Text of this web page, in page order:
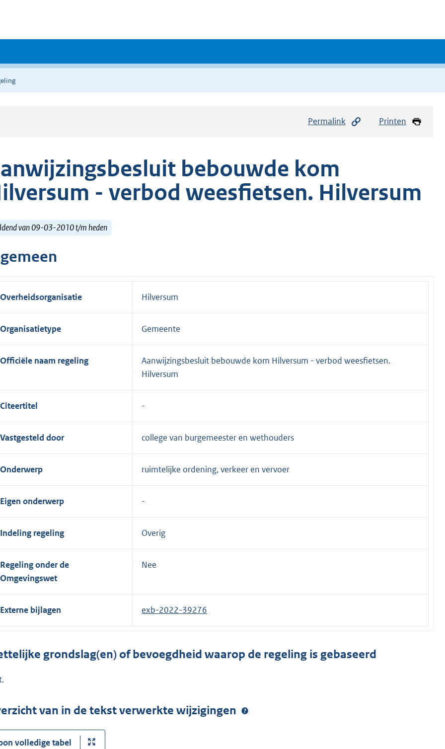
Permalink Printen
bebouwde kom
- verbod weesfietsen. Hilversum
van 09-03-2010 t/m heden
Overheidsorganisatie Hilversum
Organisatietype Gemeente
Officiële naam regeling
Aanwijzingsbesluit bebouwde kom Hilversum - verbod weesfietsen.
Hilversum
Citeertitel
Vastgesteld door college van burgemeester en wethouders
Onderwerp ruimtelijke ordening, verkeer en vervoer
Eigen onderwerp
Indeling regeling Overig
Regeling onder de
Omgevingswet
Nee
Externe bijlagen exb-2022-39276
grondslag(en) of bevoegdheid waarop de regeling is gebaseerd
van in de tekst verwerkte wijzigingen
volledige tabel